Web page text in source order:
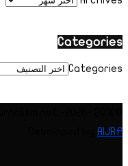
Categories
Categories
AIJRF